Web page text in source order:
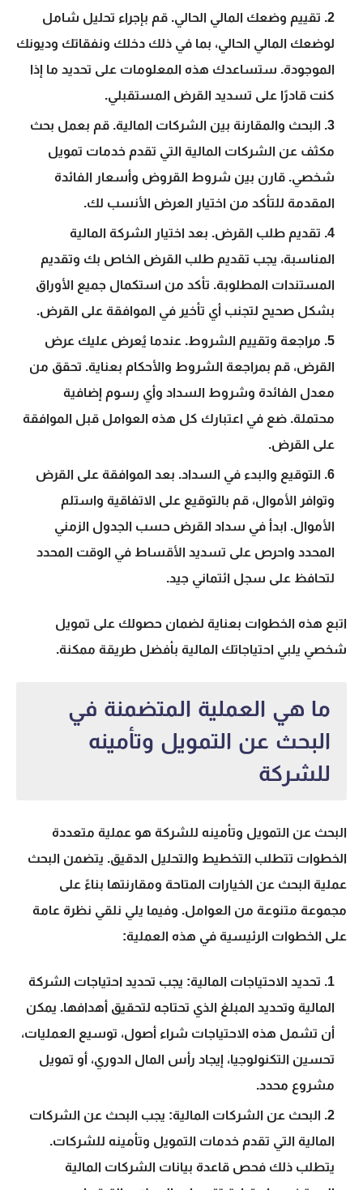
تقييم وضعك المالي الحالي. قم بإجراء تحليل شامل
لوضعك المالي الحالي، بما في ذلك دخلك ونفقاتك وديونك
الموجودة. ستساعدك هذه المعلومات على تحديد ما إذا
كنت قادرًا على تسديد القرض المستقبلي.
البحث والمقارنة بين الشركات المالية. قم بعمل بحث
مكثف عن الشركات المالية التي تقدم خدمات تمويل
شخصي. قارن بين شروط القروض وأسعار الفائدة
المقدمة للتأكد من اختيار العرض الأنسب لك.
تقديم طلب القرض. بعد اختيار الشركة المالية
المناسبة، يجب تقديم طلب القرض الخاص بك وتقديم
المستندات المطلوبة. تأكد من استكمال جميع الأوراق
بشكل صحيح لتجنب أي تأخير في الموافقة على القرض.
مراجعة وتقييم الشروط. عندما يُعرض عليك عرض
القرض، قم بمراجعة الشروط والأحكام بعناية. تحقق من
معدل الفائدة وشروط السداد وأي رسوم إضافية
محتملة. ضع في اعتبارك كل هذه العوامل قبل الموافقة
على القرض.
التوقيع والبدء في السداد. بعد الموافقة على القرض
وتوافر الأموال، قم بالتوقيع على الاتفاقية واستلم
الأموال. ابدأ في سداد القرض حسب الجدول الزمني
المحدد واحرص على تسديد الأقساط في الوقت المحدد
لتحافظ على سجل ائتماني جيد.
اتبع هذه الخطوات بعناية لضمان حصولك على تمويل
شخصي يلبي احتياجاتك المالية بأفضل طريقة ممكنة.
ما هي العملية المتضمنة في
البحث عن التمويل وتأمينه
للشركة
البحث عن التمويل وتأمينه للشركة هو عملية متعددة
الخطوات تتطلب التخطيط والتحليل الدقيق. يتضمن البحث
عملية البحث عن الخيارات المتاحة ومقارنتها بناءً على
مجموعة متنوعة من العوامل. وفيما يلي نلقي نظرة عامة
على الخطوات الرئيسية في هذه العملية:
تحديد الاحتياجات المالية: يجب تحديد احتياجات الشركة
المالية وتحديد المبلغ الذي تحتاجه لتحقيق أهدافها. يمكن
أن تشمل هذه الاحتياجات شراء أصول، توسيع العمليات،
تحسين التكنولوجيا، إيجاد رأس المال الدوري، أو تمويل
مشروع محدد.
البحث عن الشركات المالية: يجب البحث عن الشركات
المالية التي تقدم خدمات التمويل وتأمينه للشركات.
يتطلب ذلك فحص قاعدة بيانات الشركات المالية